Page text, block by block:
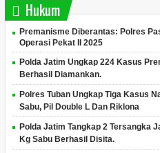
Hukum
Premanisme Diberantas: Polres
Operasi Pekat II 2025
Polda Jatim Ungkap 224 Kasus
Berhasil Diamankan.
Polres Tuban Ungkap Tiga Kasus
Sabu, Pil Double L Dan Riklona
Polda Jatim Tangkap 2 Tersangka
Kg Sabu Berhasil Disita.